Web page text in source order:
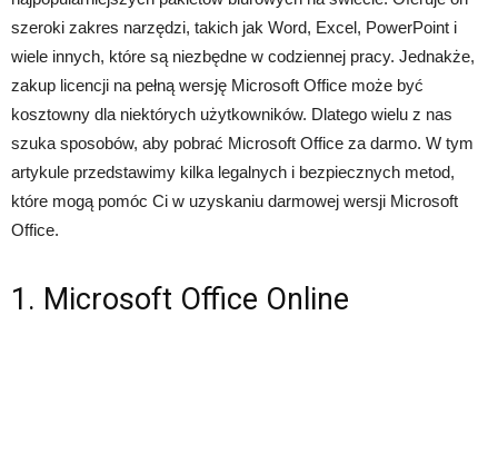
szeroki zakres narzędzi, takich jak Word, Excel, PowerPoint i
wiele innych, które są niezbędne w codziennej pracy. Jednakże,
zakup licencji na pełną wersję Microsoft Office może być
kosztowny dla niektórych użytkowników. Dlatego wielu z nas
szuka sposobów, aby pobrać Microsoft Office za darmo. W tym
artykule przedstawimy kilka legalnych i bezpiecznych metod,
które mogą pomóc Ci w uzyskaniu darmowej wersji Microsoft
Office.
1. Microsoft Office Online